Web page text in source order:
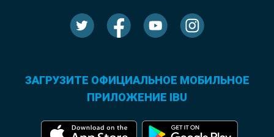
ЗАГРУЗИТЕ ОФИЦИАЛЬНОЕ МОБИЛЬНОЕ
ПРИЛОЖЕНИЕ IBU